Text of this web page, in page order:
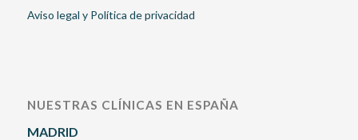
Aviso legal y Política de privacidad
NUESTRAS CLÍNICAS EN ESPAÑA
MADRID